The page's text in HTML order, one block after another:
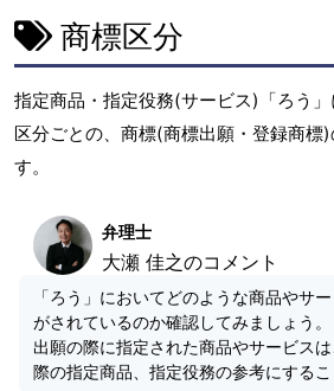
商標区分
指定商品・指定役務(サービス)「ろう
区分ごとの、商標(商標出願・登録商標
す。
弁理士
大瀬 佳之のコメント
「ろう」においてどのような商品やサ
がされているのか確認してみましょう
出願の際に指定された商品やサービス
際の指定商品、指定役務の参考にするこ